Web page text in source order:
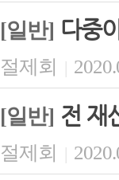
[일반] 다중
절제회 |
[일반] 전 재
절제회 |